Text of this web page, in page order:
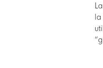
la